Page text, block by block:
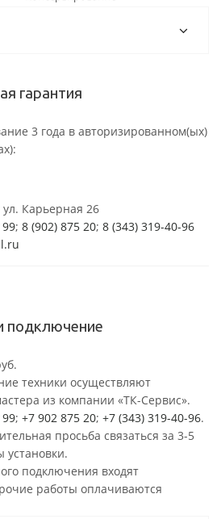
гарантия
3 года в авторизированном(ых)
ул. Карьерная 26
99; 8 (902) 875 20; 8 (343) 319-40-96
подключение
техники осуществляют
из компании «ТК-Сервис».
; +7 902 875 20; +7 (343) 319-40-96.
просьба связаться за 3-5
установки.
подключения входят
работы оплачиваются